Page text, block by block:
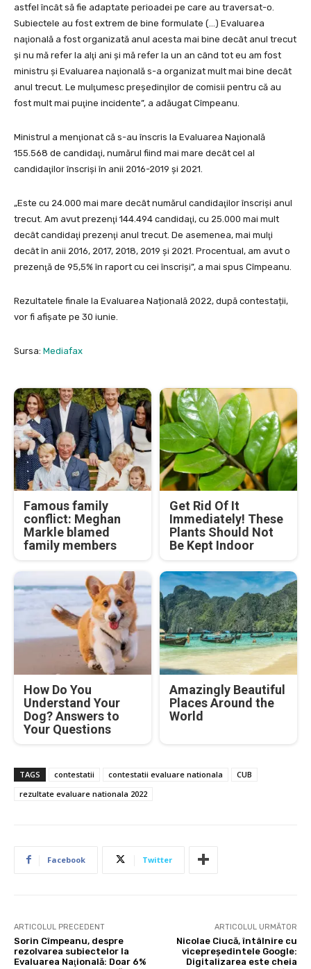
astfel încât să fie adaptate perioadei pe care au traversat-o.
Subiectele au fost extrem de bine formulate (…) Evaluarea
naţională a fost organizată anul acesta mai bine decât anul trecut
şi nu mă refer la alţi ani şi mă refer la un an când tot eu am fost
ministru şi Evaluarea naţională s-a organizat mult mai bine decât
anul trecut. Le mulţumesc preşedinţilor de comisii pentru că au
fost mult mai puţine incidente”, a adăugat Cîmpeanu.
Ministrul a menţionat că s-au înscris la Evaluarea Naţională
155.568 de candidaţi, numărul fiind mai mare decât cel al
candidaţilor înscrişi în anii 2016-2019 şi 2021.
„Este cu 24.000 mai mare decât numărul candidaţilor înscrişi anul
trecut. Am avut prezenţi 144.494 candidaţi, cu 25.000 mai mult
decât candidaţi prezenţi anul trecut. De asemenea, mai mulţi
decât în anii 2016, 2017, 2018, 2019 şi 2021. Procentual, am avut o
prezenţă de 95,5% în raport cu cei înscrişi”, a mai spus Cîmpeanu.
Rezultatele finale la Evaluarea Națională 2022, după contestații,
vor fi afișate pe 30 iunie.
Sursa: Mediafax
Famous family
conflict: Meghan
Markle blamed
family members
Get Rid Of It
Immediately! These
Plants Should Not
Be Kept Indoor
How Do You
Understand Your
Dog? Answers to
Your Questions
Amazingly Beautiful
Places Around the
World
TAGS contestatii contestatii evaluare nationala
CUB
rezultate evaluare nationala 2022
Facebook Twitter
ARTICOLUL PRECEDENT
Sorin Cîmpeanu, despre
rezolvarea subiectelor la
Evaluarea Naţională: Doar 6%
ARTICOLUL URMĂTOR
Nicolae Ciucă, întâlnire cu
vicepreședintele Google:
Digitalizarea este cheia